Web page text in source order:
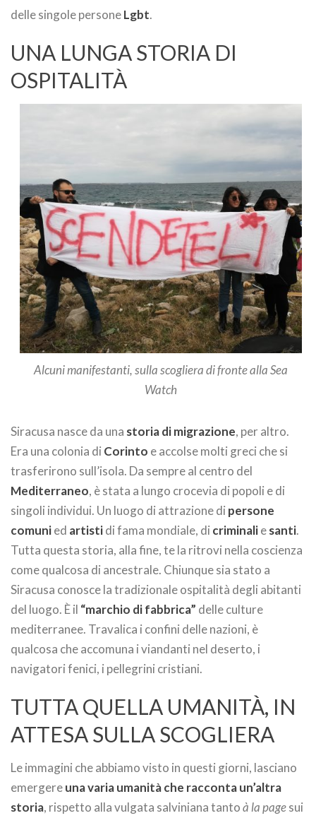
delle singole personeLgbt.
UNA LUNGA STORIA DI
OSPITALITÀ
Alcuni manifestanti, sulla scogliera di fronte alla Sea
Watch
Siracusa nasce da una storia di migrazione, per altro.
Era una colonia di Corinto e accolse molti greci che si
trasferirono sull’isola. Da sempre al centro del
Mediterraneo, è stata a lungo crocevia di popoli e di
singoli individui. Un luogo di attrazione di persone
comunied artistidi fama mondiale, di criminaliesanti.
Tutta questa storia, alla fine, te la ritrovi nella coscienza
come qualcosa di ancestrale. Chiunque sia stato a
Siracusa conosce la tradizionale ospitalità degli abitanti
del luogo. È il “marchio di fabbrica” delle culture
mediterranee. Travalica i confini delle nazioni, è
qualcosa che accomuna i viandanti nel deserto, i
navigatori fenici, i pellegrini cristiani.
TUTTA QUELLA UMANITÀ, IN
ATTESA SULLA SCOGLIERA
Le immagini che abbiamo visto in questi giorni, lasciano
emergereuna varia umanità che racconta un’altra
storia, rispetto alla vulgata salviniana tantoà la pagesui